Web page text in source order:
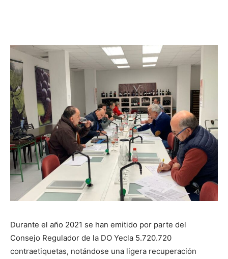
Durante el año 2021 se han emitido por parte del
Consejo Regulador de la DO Yecla 5.720.720
contraetiquetas, notándose una ligera recuperación